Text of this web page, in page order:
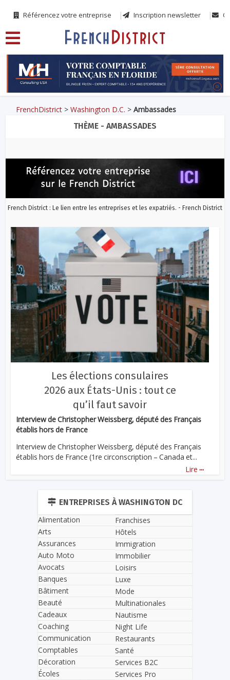
Référencez votre entreprise Inscription newsletter
FrenchDistrict >Washington D.C. >Ambassades
THÈME - AMBASSADES
French District : Le lien entre les entreprises et les expatriés. - French District
Les élections consulaires
2026 aux États-Unis : tout ce
qu’il faut savoir
Interview de Christopher Weissberg, député des Français
établis hors de France
Interview de Christopher Weissberg, député des Français
établis hors de France (1re circonscription – Canada et...
Lire ...
ENTREPRISES À WASHINGTON DC
Alimentation
Arts
Assurances
Auto Moto
Avocats
Banques
Bâtiment
Beauté
Cadeaux
Coaching
Communication
Comptables
Décoration
Écoles
Franchises
Hôtels
Immigration
Immobilier
Loisirs
Luxe
Mode
Multinationales
Nautisme
Night Life
Restaurants
Santé
Services B2C
Services Pro